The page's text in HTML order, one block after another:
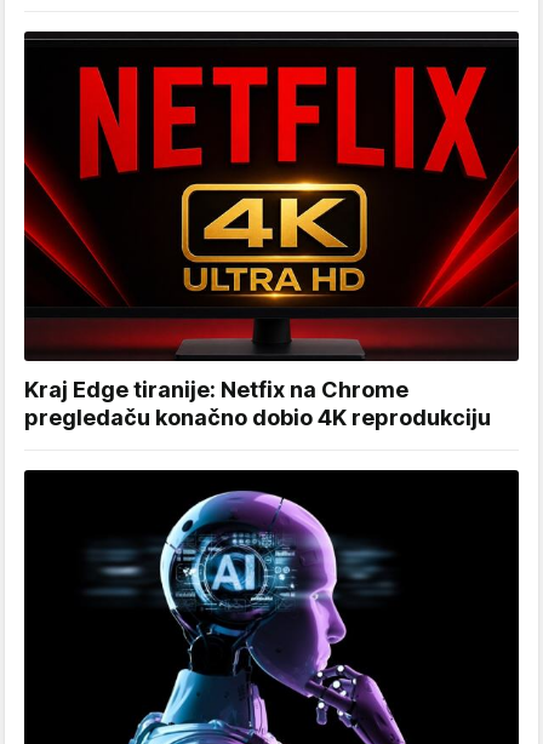
Kraj Edge tiranije: Netfix na Chrome
pregledaču konačno dobio 4K reprodukciju